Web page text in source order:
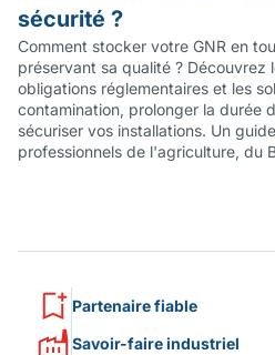
sécurité ?
Comment stocker votre GNR en
préservant sa qualité ? Découvrez
obligations réglementaires et les
contamination, prolonger la durée
sécuriser vos installations. Un
professionnels de l'agriculture, du
Partenaire fiable
Savoir-faire industriel